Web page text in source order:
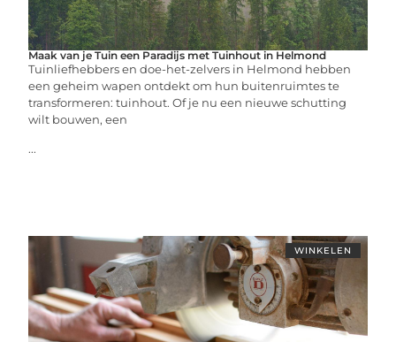
Maak van je Tuin een Paradijs met Tuinhout in Helmond
Tuinliefhebbers en doe-het-zelvers in Helmond hebben
een geheim wapen ontdekt om hun buitenruimtes te
transformeren: tuinhout. Of je nu een nieuwe schutting
wilt bouwen, een
...
WINKELEN